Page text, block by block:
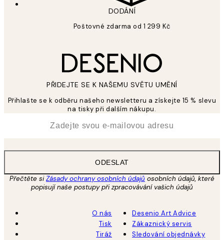
DODÁNÍ
Poštovné zdarma od 1 299 Kč
PŘIDEJTE SE K NAŠEMU SVĚTU UMĚNÍ
Přihlašte se k odběru našeho newsletteru a získejte 15 % slevu
na tisky při dalším nákupu.
ODESLAT
Přečtěte siZásady ochrany osobních údajů osobních údajů, které
popisují naše postupy při zpracovávání vašich údajů
O nás
Tisk
Tiráž
Desenio Art Advice
Zákaznický servis
Sledování objednávky